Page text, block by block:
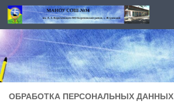
Перейти к содержимому
ОБРАБОТКА ПЕРСОНАЛЬНЫХ ДАННЫХ